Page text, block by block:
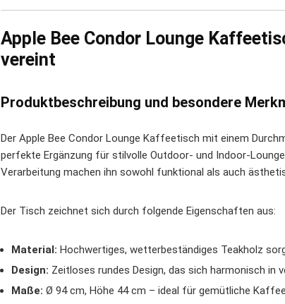
Apple Bee Condor Lounge
vereint
Produktbeschreibung und besondere
Der Apple Bee Condor Lounge Kaffeetisch mit einem
perfekte Ergänzung für stilvolle Outdoor- und Indoor-
Verarbeitung machen ihn sowohl funktional als auch
Der Tisch zeichnet sich durch folgende Eigenschaften aus:
Material: Hochwertiges, wetterbeständiges Teakholz
Design: Zeitloses rundes Design, das sich harmonisch in
Maße: Ø 94 cm, Höhe 44 cm – ideal für gemütliche